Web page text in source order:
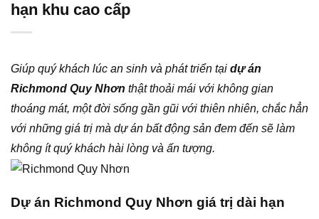
hạn khu cao cấp
Giúp quý khách lúc an sinh và phát triển tại dự án
Richmond Quy Nhơn thật thoải mái với không gian
thoáng mát, một đời sống gần gũi với thiên nhiên, chắc hẳn
với những giá trị mà dự án bất động sản đem đến sẽ làm
không ít quý khách hài lòng và ấn tượng.
Dự án Richmond Quy Nhơn giá trị dài hạn